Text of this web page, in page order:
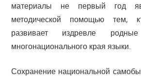
материалы не первый год
методической помощью тем,
развивает издревле
многонационального края языки.
Сохранение национальной